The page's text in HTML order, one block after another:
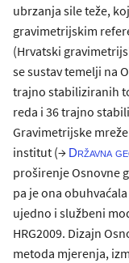
ubrzanja sile teže,
gravimetrijskim
(Hrvatski
se sustav temelji na
trajno stabiliziranih
reda i 36 trajno
Gravimetrijske
institut (→ Državna
proširenje Osnovne
pa je ona
ujedno i službeni
HRG2009. Dizajn
metoda mjerenja,